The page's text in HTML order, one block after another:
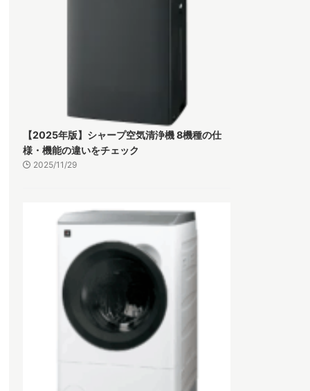
【2025年版】シャープ空気清浄機 8機種の仕
様・機能の違いをチェック
2025/11/29